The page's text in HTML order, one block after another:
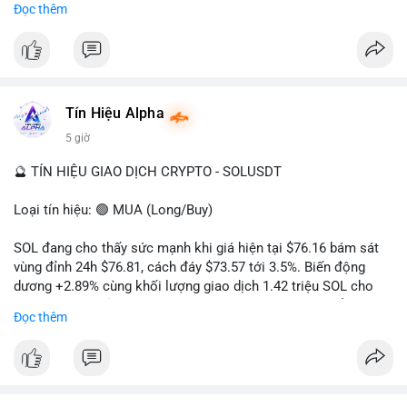
hướng đi của dòng tiền. Tránh hành động theo cảm xúc, ưu
rõ ràng về đích đến của số BTC này.
#dongtienlon
#vlikevn
📰 Nguồn: CoinDesk
Đọc thêm
Tín Hiệu Alpha
5 giờ
🔮 TÍN HIỆU GIAO DỊCH CRYPTO - SOLUSDT
Loại tín hiệu: 🟢 MUA (Long/Buy)
SOL đang cho thấy sức mạnh khi giá hiện tại $76.16 bám sát
vùng đỉnh 24h $76.81, cách đáy $73.57 tới 3.5%. Biến động
dương +2.89% cùng khối lượng giao dịch 1.42 triệu SOL cho
hoàn toàn nhịp điều chỉnh.
Khuyến nghị giao dịch cụ thể:
Đọc thêm